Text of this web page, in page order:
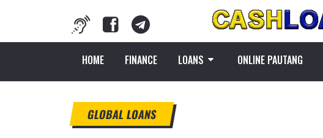
HOME FINANCE LOANS ONLINE PAUTANG
GLOBAL LOANS